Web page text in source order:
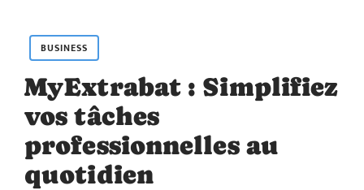
BUSINESS
MyExtrabat : Simplifiez
vos tâches
professionnelles au
quotidien